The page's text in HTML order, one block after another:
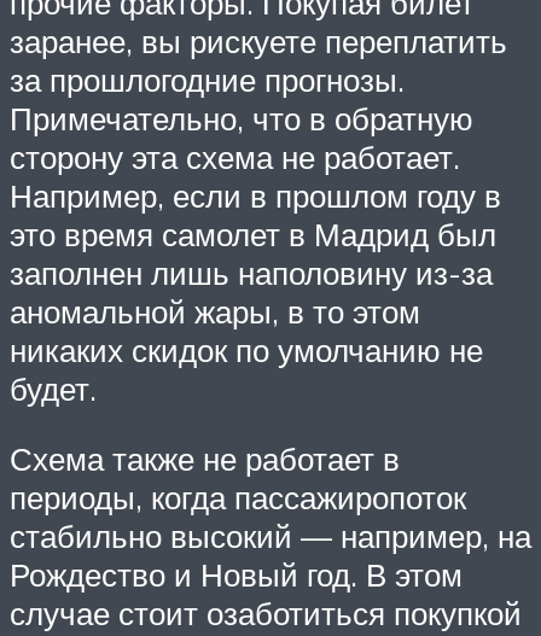
заранее, вы рискуете переплатить
за прошлогодние прогнозы.
Примечательно, что в обратную
сторону эта схема не работает.
Например, если в прошлом году в
это время самолет в Мадрид был
заполнен лишь наполовину из-за
аномальной жары, в то этом
никаких скидок по умолчанию не
будет.
Схема также не работает в
периоды, когда пассажиропоток
стабильно высокий — например, на
Рождество и Новый год. В этом
случае стоит озаботиться покупкой